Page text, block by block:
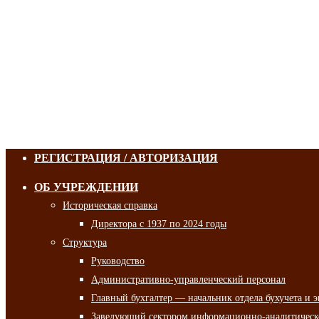
РЕГИСТРАЦИЯ / АВТОРИЗАЦИЯ
ОБ УЧРЕЖДЕНИИ
Историческая справка
Директора с 1937 по 2024 годы
Структура
Руководство
Административно-управленческий персонал
Главный бухгалтер — начальник отдела бухучета и
Заведующий сектором информационно-